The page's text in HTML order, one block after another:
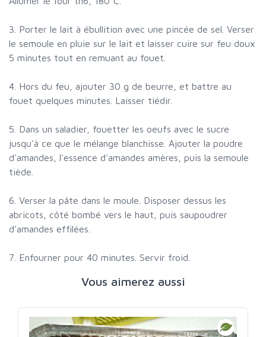
3. Porter le lait à ébullition avec une pincée de sel. Verser
le semoule en pluie sur le lait et laisser cuire sur feu doux
5 minutes tout en remuant au fouet.
4. Hors du feu, ajouter 30 g de beurre, et battre au
fouet quelques minutes. Laisser tiédir.
5. Dans un saladier, fouetter les oeufs avec le sucre
jusqu'à ce que le mélange blanchisse. Ajouter la poudre
d'amandes, l'essence d'amandes amères, puis la semoule
tiède.
6. Verser la pâte dans le moule. Disposer dessus les
abricots, côté bombé vers le haut, puis saupoudrer
d'amandes effilées.
7. Enfourner pour 40 minutes. Servir froid.
Vous aimerez aussi